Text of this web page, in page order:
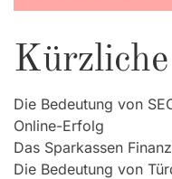
Die Bedeutung von
Online-Erfolg
Das Sparkassen
Die Bedeutung von